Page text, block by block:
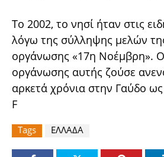
Το 2002, το νησί ήταν στις
λόγω της σύλληψης μελών
οργάνωσης «17η Νοέμβρη». Ο
οργάνωσης αυτής ζούσε
αρκετά χρόνια στην Γαύδο
F
Tags ΕΛΛΑΔΑ